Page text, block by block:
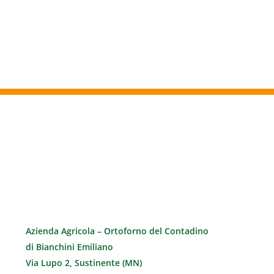
Azienda Agricola – Ortoforno del Contadino
di Bianchini Emiliano
Via Lupo 2, Sustinente (MN)